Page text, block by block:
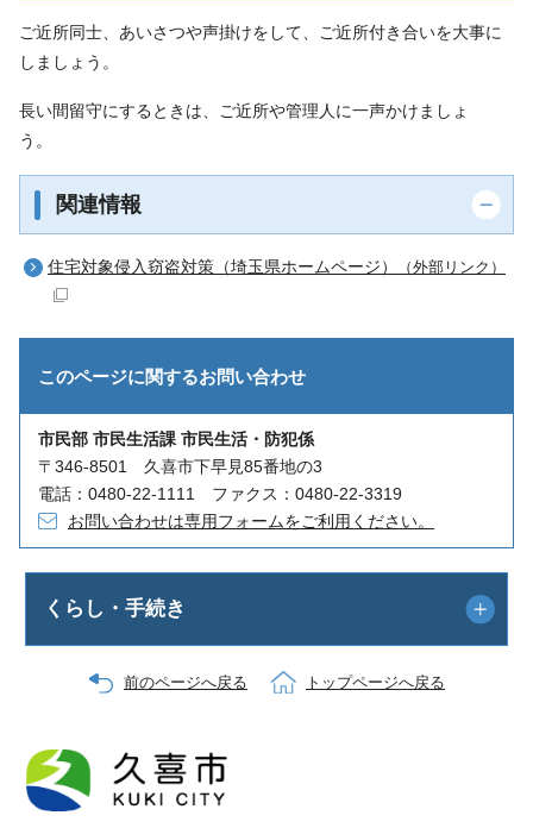
ご近所同士、あいさつや声掛けをして、ご近所付き合いを大事に
しましょう。
長い間留守にするときは、ご近所や管理人に一声かけましょ
う。
関連情報
住宅対象侵入窃盗対策（埼玉県ホームページ） （外部リンク）
このページに関するお問い合わせ
市民部 市民生活課 市民生活・防犯係
〒346-8501 久喜市下早見85番地の3
電話：0480-22-1111 ファクス：0480-22-3319
お問い合わせは専用フォームをご利用ください。
くらし・手続き
前のページへ戻る トップページへ戻る